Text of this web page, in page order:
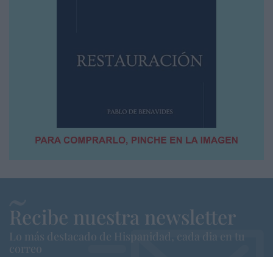
Recibe nuestra newsletter
Lo más destacado de Hispanidad, cada dia en tu
correo